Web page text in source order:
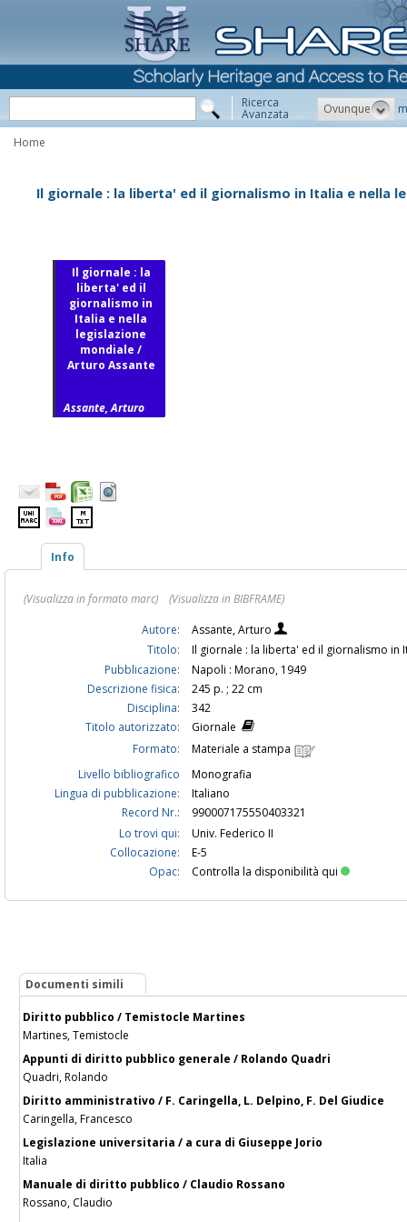
Ricerca
Avanzata Ovunque
Home
Il giornale : la liberta' ed il giornalismo in Italia e nella
Il giornale : la
liberta' ed il
giornalismo in
Italia e nella
legislazione
mondiale /
Arturo Assante
Assante, Arturo
Info
(Visualizza in formato marc)
(Visualizza in BIBFRAME)
Autore:
Assante, Arturo
Titolo:
Il giornale : la liberta' ed il giornalismo in
Pubblicazione:
Napoli : Morano, 1949
Descrizione fisica:
245 p. ; 22 cm
Disciplina:
342
Titolo autorizzato:
Giornale
Formato:
Materiale a stampa
Livello bibliografico
Monografia
Lingua di pubblicazione:
Italiano
Record Nr.:
990007175550403321
Lo trovi qui:
Univ. Federico II
Collocazione:
E-5
Opac:
Controlla la disponibilità qui
Documenti simili
Diritto pubblico / Temistocle Martines
Martines, Temistocle
Appunti di diritto pubblico generale / Rolando Quadri
Quadri, Rolando
Diritto amministrativo / F. Caringella, L. Delpino, F. Del Giudice
Caringella, Francesco
Legislazione universitaria / a cura di Giuseppe Jorio
Italia
Manuale di diritto pubblico / Claudio Rossano
Rossano, Claudio